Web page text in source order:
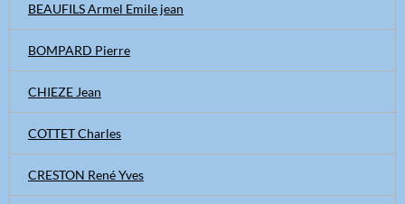
BEAUFILS Armel Emile jean
BOMPARD Pierre
CHIEZE Jean
COTTET Charles
CRESTON René Yves